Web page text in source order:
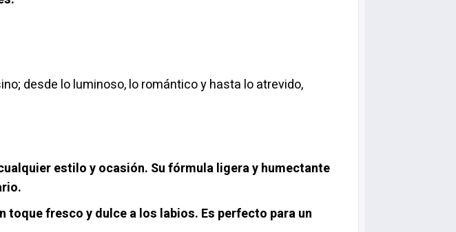
desde lo luminoso, lo romántico y hasta lo atrevido,
estilo y ocasión. Su fórmula ligera y humectante
toque fresco y dulce a los labios. Es perfecto para un